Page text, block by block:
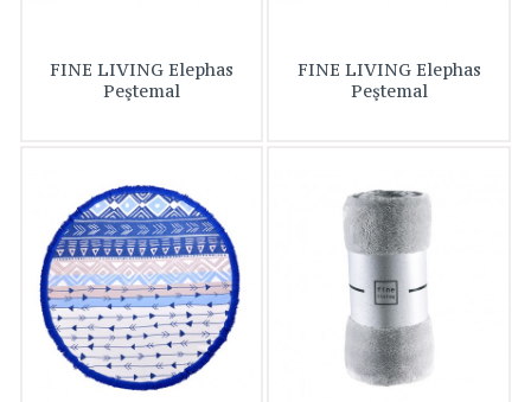
FINE LIVING Elephas
Peştemal
FINE LIVING Elephas
Peştemal